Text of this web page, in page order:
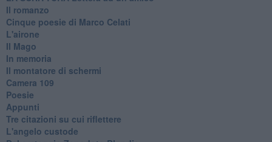
Il romanzo
Cinque poesie di Marco Celati
L'airone
Il Mago
In memoria
Il montatore di schermi
Camera 109
Poesie
Appunti
Tre citazioni su cui riflettere
L'angelo custode